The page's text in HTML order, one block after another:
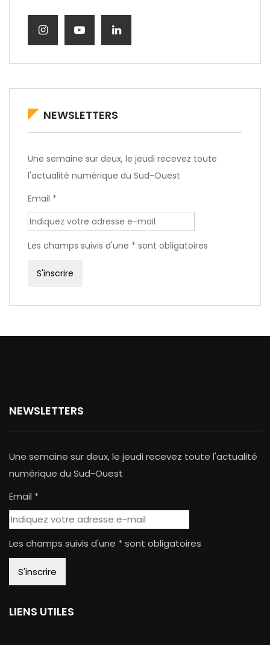
NEWSLETTERS
Une semaine sur deux, le jeudi recevez toute
l'actualité numérique du Sud-Ouest
Email *
Les champs suivis d'une * sont obligatoires
NEWSLETTERS
Une semaine sur deux, le jeudi recevez toute l'actualité
numérique du Sud-Ouest
Email *
Les champs suivis d'une * sont obligatoires
LIENS UTILES